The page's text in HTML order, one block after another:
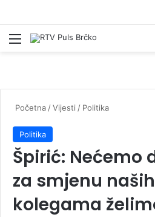
Izbornik
Početna /Vijesti / Politika
Politika
Špirić: Nećemo
za smjenu
kolegama